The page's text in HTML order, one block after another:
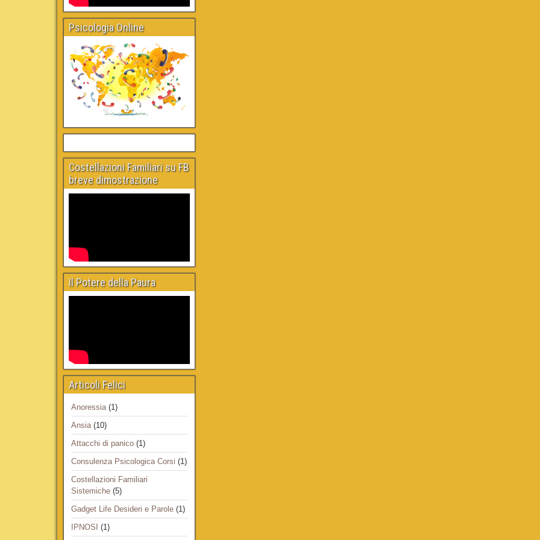
Psicologia Online
Costellazioni Familiari su FB
breve dimostrazione
Il Potere della Paura
Articoli Felici
Anoressia(1)
Ansia(10)
Attacchi di panico(1)
Consulenza Psicologica Corsi (1)
Costellazioni Familiari
Sistemiche(5)
Gadget Life Desideri e Parole(1)
IPNOSI (1)